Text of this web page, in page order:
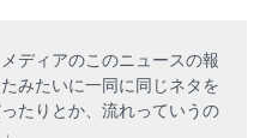
ディアのこのニュースの報
みたいに一同に同じネタを
たりとか、流れっていうの